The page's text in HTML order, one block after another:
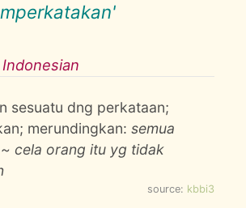
sesuatu dng perkataan;
merundingkan:semua
cela orang itu yg tidak
source: kbbi3